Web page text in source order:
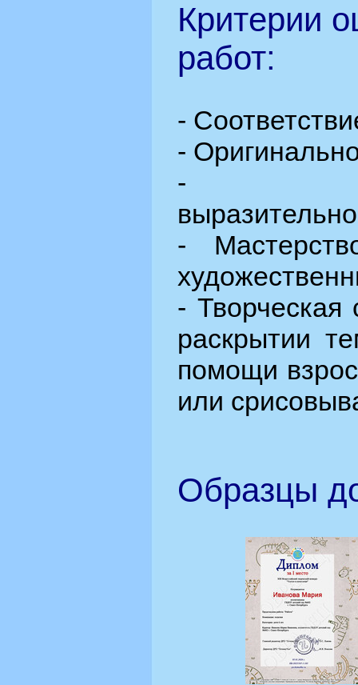
Критерии
работ:
-
-
-
-
- Творческая
раскрытии
помощи
или
Образцы